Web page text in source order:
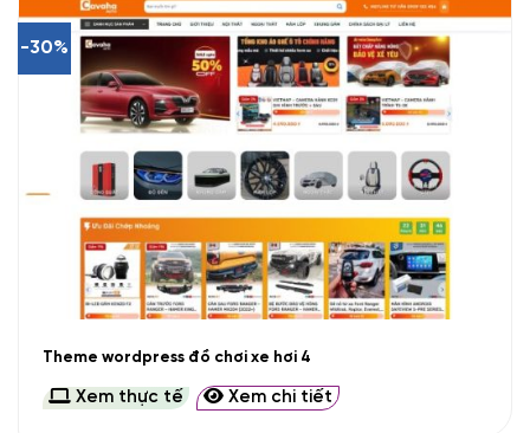
-30%
Theme wordpress đồ chơi xe hơi 4
Xem thực tế Xem chi tiết